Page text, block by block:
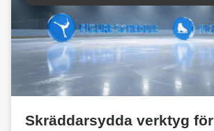
Skräddarsydda verktyg för